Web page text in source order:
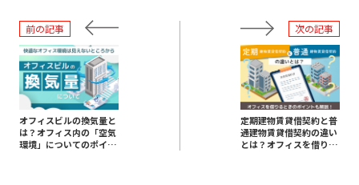
前の記事
オフィスビルの換気量と
は？オフィス内の「空気
環境」についてのポイン
次の記事
定期建物賃貸借契約と普
通建物賃貸借契約の違い
とは？オフィスを借りる